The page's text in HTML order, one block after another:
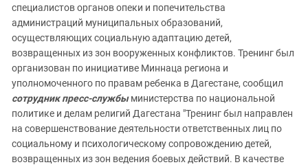
специалистов органов опеки и попечительства
администраций муниципальных образований,
осуществляющих социальную адаптацию детей,
возвращенных из зон вооруженных конфликтов. Тренинг был
организован по инициативе Миннаца региона и
уполномоченного по правам ребенка в Дагестане, сообщил
сотрудник пресс-службыминистерства по национальной
политике и делам религий Дагестана "Тренинг был направлен
на совершенствование деятельности ответственных лиц по
социальному и психологическому сопровождению детей,
возвращенных из зон ведения боевых действий. В качестве